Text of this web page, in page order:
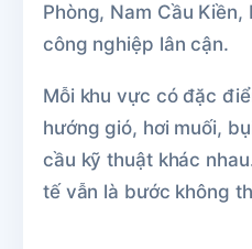
Phòng, Nam Cầu
công nghiệp lân cận.
Mỗi khu vực có đặc
hướng gió, hơi muối,
cầu kỹ thuật khác
tế vẫn là bước không